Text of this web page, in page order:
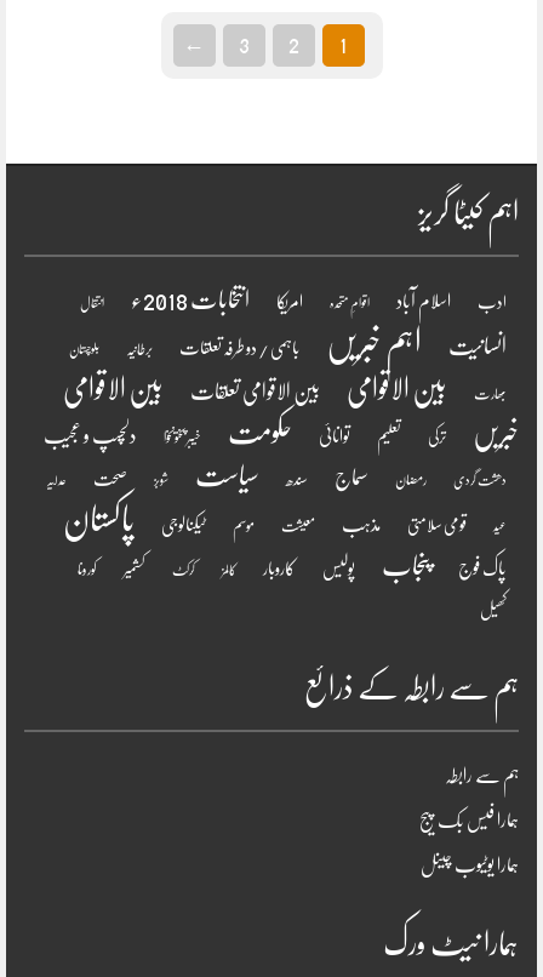
1
2
3
←
اہم کیٹا گریز
ادب اسلام آباد اقوامِ متحدہ امریکا انتخابات 2018ء انتقال
انسانیت اہم خبریں باہمی / دو طرفہ تعلقات برطانیہ بلوچستان
بھارت بین الاقوامی بین الاقوامی تعلقات
بین الاقوامی
خبریں
ترکی تعلیم توانائی حکومت خیبر پختونخوا دلچسپ و عجیب
دھشت گردی رمضان سماج سندھ سیاست شوبز صحت عدلیہ
عید قومی سلامتی مذہب معیشت موسم ٹیکنالوجی پاکستان
پاک فوج پنجاب پولیس کاروبار کالمز کرکٹ کشمیر کورونا
کھیل
ہم سے رابطہ کے ذرائع
ہم سے رابطہ
ہمارا فیس بک پیج
ہمارا یوٹیوب چینل
ہمارا نیٹ ورک